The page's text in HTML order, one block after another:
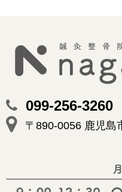
099-256-3260
〒890-0056 鹿児島